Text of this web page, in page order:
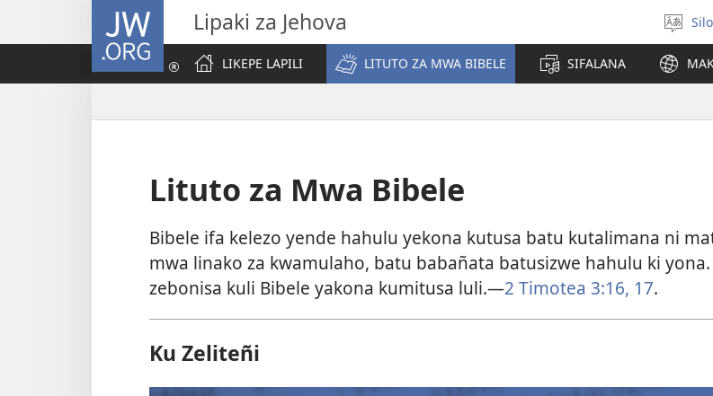
JW.ORG Lipaki za Jehova
LIKEPE LAPILI
LITUTO ZA MWA BIBELE SIFALANA
Lituto za Mwa Bibele
Bibele ifa kelezo yende hahulu yekona kutusa batu kutalimana ni
mwa linako za kwamulaho, batu babañata batusizwe hahulu ki
zebonisa kuli Bibele yakona kumitusa luli.—2 Timotea 3:16, 17.
Ku Zeliteñi